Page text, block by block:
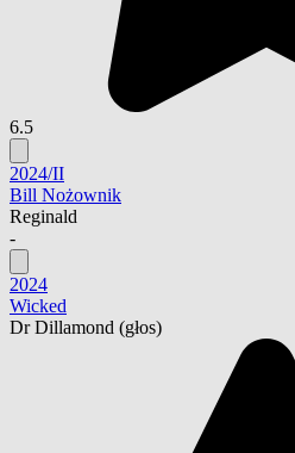
6.5
2024/II
Bill Nożownik
Reginald
-
2024
Wicked
Dr Dillamond (głos)